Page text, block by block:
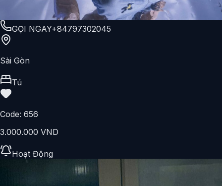
GỌI NGAY+84797302045
Sài Gòn
Tú
Code: 656
3.000.000 VND
Hoạt Động